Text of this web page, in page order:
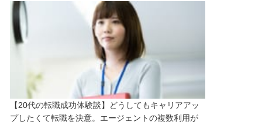
【20代の転職成功体験談】どうしてもキャリアアッ
プしたくて転職を決意。エージェントの複数利用が